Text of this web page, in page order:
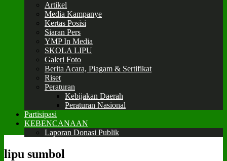
Artikel
Media Kampanye
Kertas Posisi
Siaran Pers
YMP In Media
SKOLA LIPU
Galeri Foto
Berita Acara, Piagam & Sertifikat
Riset
Peraturan
Kebijakan Daerah
Peraturan Nasional
Partisipasi
KEBENCANAAN
Laporan Donasi Publik
lipu sumbol